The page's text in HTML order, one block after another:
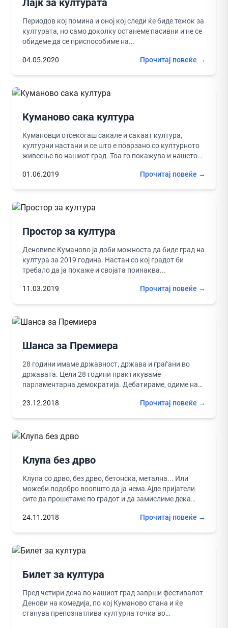
Периодов кој помина и оној кој следи ќе биде тежок за
културата, но само доколку останеме пасивни и не се
обидеме да се приспособиме на...
04.05.2020 Прочитај повеќе →
Куманово сака култура
Кумановци отсекогаш сакале и сакаат култура,
културни настани и се што е поврзано со културното
живеење во нашиот град. Тоа го покажува и нашето
01.06.2019
Прочитај повеќе →
Простор за култура
Деновиве Куманово ја доби можноста да биде град на
култура за 2019 година. Настан со кој градот би
требало да ја покаже и својата поинаква...
11.03.2019 Прочитај повеќе →
Шанса за Премиера
28 години имаме државност, држава и граѓани во
државата. Цели 28 години практикуваме
парламентарна демократија. Дебатираме, одиме на
подобро....
23.12.2018 Прочитај повеќе →
Клупа без дрво
Клупа со дрво, без дрво, бетонска, метална... Или
можеби подобро воопшто да ја нема.Ајде пријатели
сите да прошетаме по градот и да замислиме дека
24.11.2018
Прочитај повеќе →
Билет за култура
Пред четири дена во нашиот град заврши фестивалот
Денови на комедија, по кој Куманово стана и ќе
станува препознатлива културна точка во